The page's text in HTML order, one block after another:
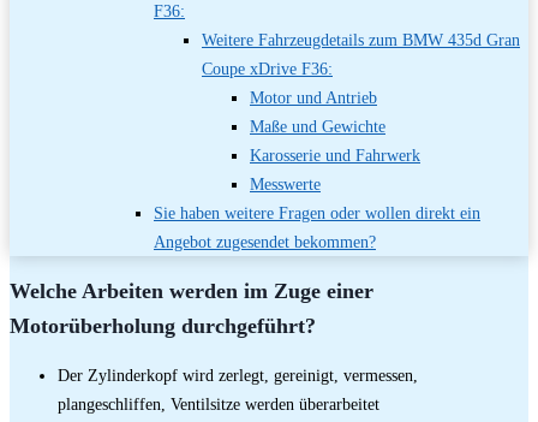
F36:
Weitere Fahrzeugdetails zum BMW 435d Gran
Coupe xDrive F36:
Motor und Antrieb
Maße und Gewichte
Karosserie und Fahrwerk
Messwerte
Sie haben weitere Fragen oder wollen direkt ein
Angebot zugesendet bekommen?
Welche Arbeiten werden im Zuge einer
Motorüberholung durchgeführt?
Der Zylinderkopf wird zerlegt, gereinigt, vermessen,
plangeschliffen, Ventilsitze werden überarbeitet